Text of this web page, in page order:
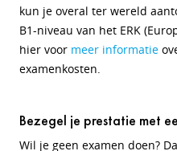
kun je overal ter wereld
B1-niveau van het ERK
hier voor meer informatie
examenkosten.
Bezegel je prestatie met
Wil je geen examen doen?